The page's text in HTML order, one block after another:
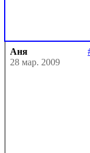
Аня
28 мар. 2009